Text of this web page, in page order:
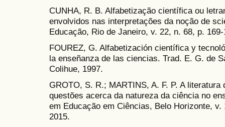
CUNHA, R. B. Alfabetização científica ou
envolvidos nas interpretações da noção de
Educação, Rio de Janeiro, v. 22, n. 68, p.
FOUREZ, G. Alfabetización científica y
la enseñanza de las ciencias. Trad. E. G. de
Colihue, 1997.
GROTO, S. R.; MARTINS, A. F. P. A
questões acerca da natureza da ciência no
em Educação em Ciências, Belo Horizonte,
2015.